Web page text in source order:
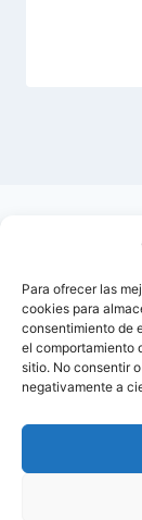
Para ofrecer las
cookies para
consentimiento de
el comportamiento
sitio. No consentir
negativamente a
Política